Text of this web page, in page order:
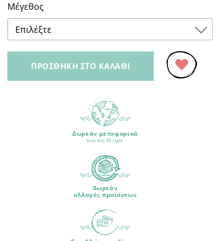
Μέγεθος
Επιλέξτε
12 μηνών
ΠΡΟΣΘΉΚΗ ΣΤΟ ΚΑΛΆΘΙ
Δωρεάν μεταφορικά
άνω τον 50 ευρώ
Δωρεάν
αλλαγές προϊόντων